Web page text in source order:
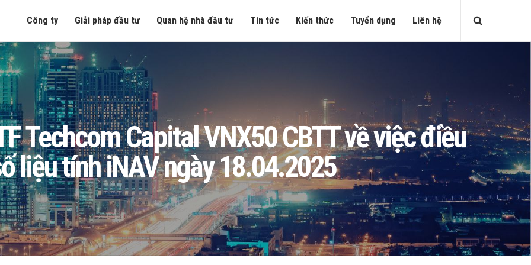
Công ty Giải pháp đầu tư Quan hệ nhà đầu tư Tin tức Kiến thức Tuyển dụng Liên hệ
Techcom Capital VNX50 CBTT về việc điều
liệu tính iNAV ngày 18.04.2025